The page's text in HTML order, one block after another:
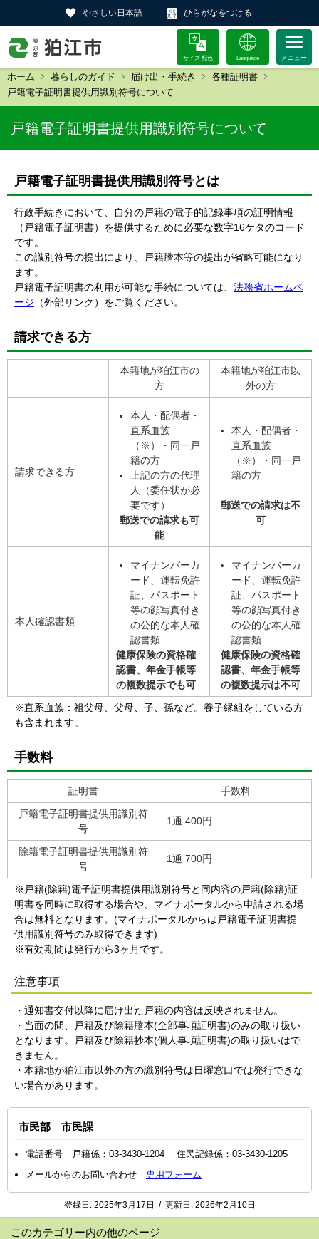
やさしい日本語 ひらがなをつける
サイズ 配色 Language
ホーム 暮らしのガイド 届け出・手続き
各種証明書
戸籍電子証明書提供用識別符号について
戸籍電子証明書提供用識別符号について
戸籍電子証明書提供用識別符号とは
行政手続きにおいて、自分の戸籍の電子的記録事項の証明情報
（戸籍電子証明書）を提供するために必要な数字16ケタのコード
です。
この識別符号の提出により、戸籍謄本等の提出が省略可能になり
ます。
戸籍電子証明書の利用が可能な手続については、 法務省ホームペ
ージ （外部リンク）をご覧ください。
請求できる方
本籍地が狛江市の
方
本籍地が狛江市以
外の方
請求できる方
本人・配偶者・
直系血族
（※）・同一戸
籍の方
上記の方の代理
人（委任状が必
要です）
郵送での請求も可
能
本人・配偶者・
直系血族
（※）・同一戸
籍の方
郵送での請求は不
可
本人確認書類
マイナンバーカ
ード、運転免許
証、パスポート
等の顔写真付き
の公的な本人確
認書類
健康保険の資格確
認書、年金手帳等
の複数提示でも可
マイナンバーカ
ード、運転免許
証、パスポート
等の顔写真付き
の公的な本人確
認書類
健康保険の資格確
認書、年金手帳等
の複数提示は不可
※直系血族：祖父母、父母、子、孫など。養子縁組をしている方
も含まれます。
手数料
証明書
手数料
戸籍電子証明書提供用識別符
号
1通 400円
除籍電子証明書提供用識別符
号
1通 700円
※戸籍(除籍)電子証明書提供用識別符号と同内容の戸籍(除籍)証
明書を同時に取得する場合や、マイナポータルから申請される場
合は無料となります。(マイナポータルからは戸籍電子証明書提
供用識別符号のみ取得できます)
※有効期間は発行から3ヶ月です。
注意事項
・通知書交付以降に届け出た戸籍の内容は反映されません。
・当面の間、戸籍及び除籍謄本(全部事項証明書)のみの取り扱い
となります。戸籍及び除籍抄本(個人事項証明書)の取り扱いはで
きません。
・本籍地が狛江市以外の方の識別符号は日曜窓口では発行できな
い場合があります。
市民部 市民課
電話番号 戸籍係：03-3430-1204 住民記録係：03-3430-1205
メールからのお問い合わせ 専用フォーム
登録日: 2025年3月17日 / 更新日: 2026年2月10日
このカテゴリー内の他のページ